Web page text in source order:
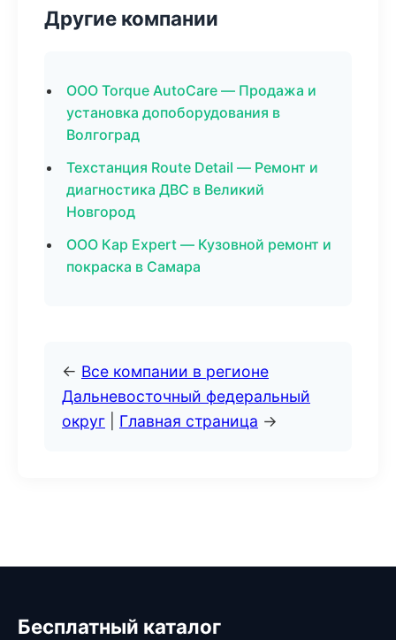
Другие компании
ООО Torque AutoCare — Продажа и
установка допоборудования в
Волгоград
Техстанция Route Detail — Ремонт и
диагностика ДВС в Великий
Новгород
ООО Кар Expert — Кузовной ремонт и
покраска в Самара
← Все компании в регионе
Дальневосточный федеральный
округ
Главная страница →
Бесплатный каталог